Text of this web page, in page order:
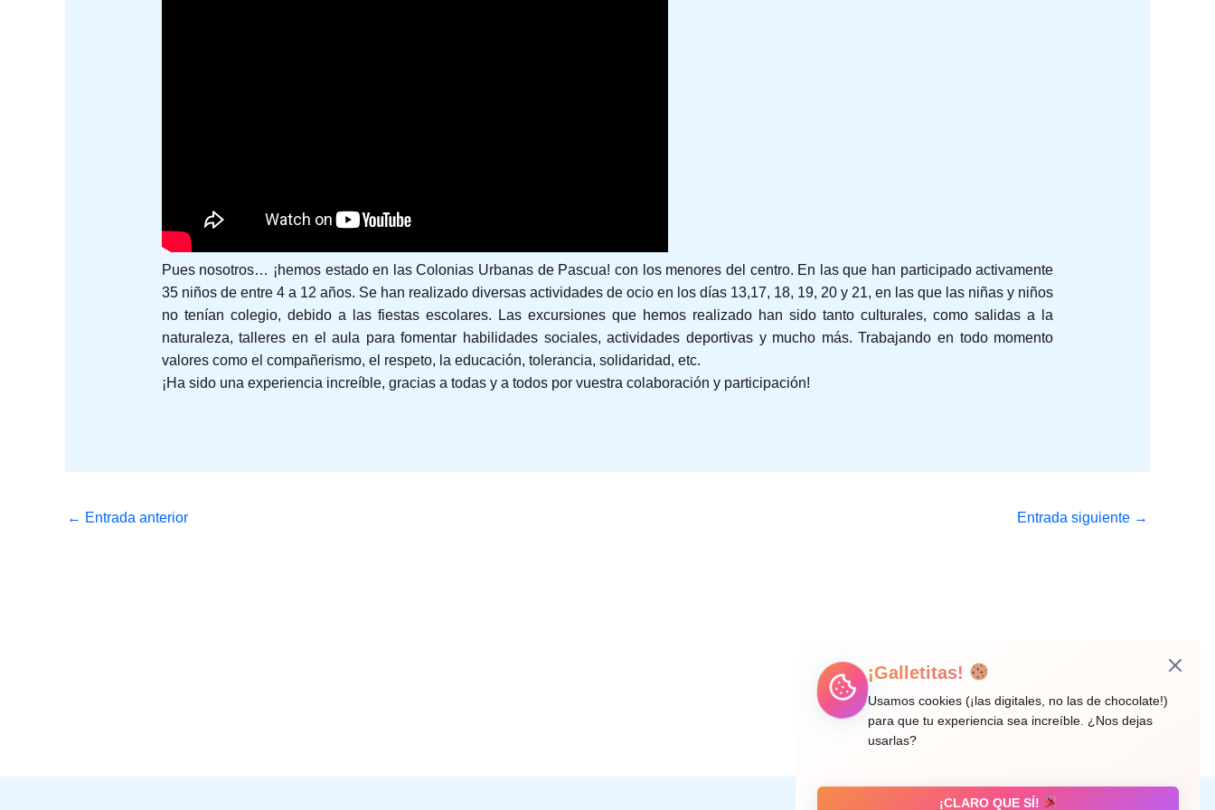
Pues nosotros… ¡hemos estado en las Colonias Urbanas de Pascua! con los menores del centro. En las que han participado activamente
35 niños de entre 4 a 12 años. Se han realizado diversas actividades de ocio en los días 13,17, 18, 19, 20 y 21, en las que las niñas y niños
no tenían colegio, debido a las fiestas escolares. Las excursiones que hemos realizado han sido tanto culturales, como salidas a la
naturaleza, talleres en el aula para fomentar habilidades sociales, actividades deportivas y mucho más. Trabajando en todo momento
valores como el compañerismo, el respeto, la educación, tolerancia, solidaridad, etc.
¡Ha sido una experiencia increíble, gracias a todas y a todos por vuestra colaboración y participación!
← Entrada anterior Entrada siguiente →
¡Galletitas!
Usamos cookies (¡las digitales, no las de chocolate!)
para que tu experiencia sea increíble. ¿Nos dejas
usarlas?
¡CLARO QUE SÍ!